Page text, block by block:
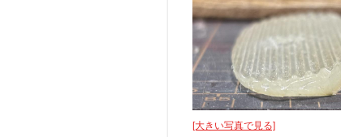
[大きい写真で見る]